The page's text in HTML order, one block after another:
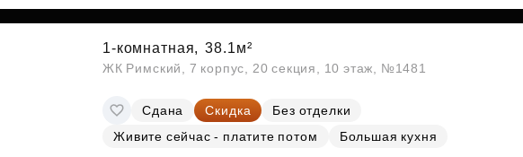
Субсидии
1-комнатная, 38.1м²
ЖК Римский, 7 корпус, 20 секция, 10 этаж, №1481
Сдана Скидка
Без отделки
Живите сейчас - платите потом
Большая кухня